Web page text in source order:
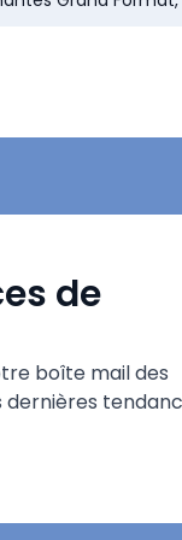
de
boîte mail des
dernières